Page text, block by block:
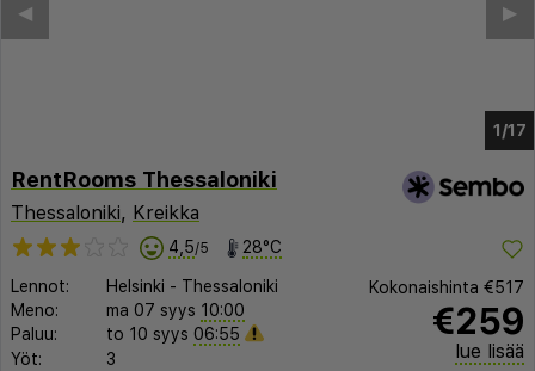
1/13
▶︎
◀︎
RentRooms Thessaloniki
Thessaloniki, Kreikka
4,5/5 28°C
Lennot: Helsinki - Thessaloniki
Meno:
ma 07 syys 10:00
Paluu:
to 10 syys 06:55
Yöt:
3
Kokonaishinta €517
€259
lue lisää